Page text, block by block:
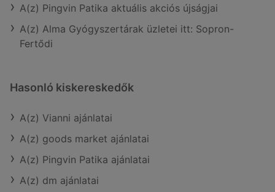
A(z) Pingvin Patika aktuális akciós újságjai
A(z) Alma Gyógyszertárak üzletei itt: Sopron-
Fertődi
Hasonló kiskereskedők
A(z) Vianni ajánlatai
A(z) goods market ajánlatai
A(z) Pingvin Patika ajánlatai
A(z) dm ajánlatai